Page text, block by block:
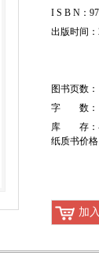
I S B N：
出版时间：
图书页数：
字 数：
库 存：
纸质书价格
加